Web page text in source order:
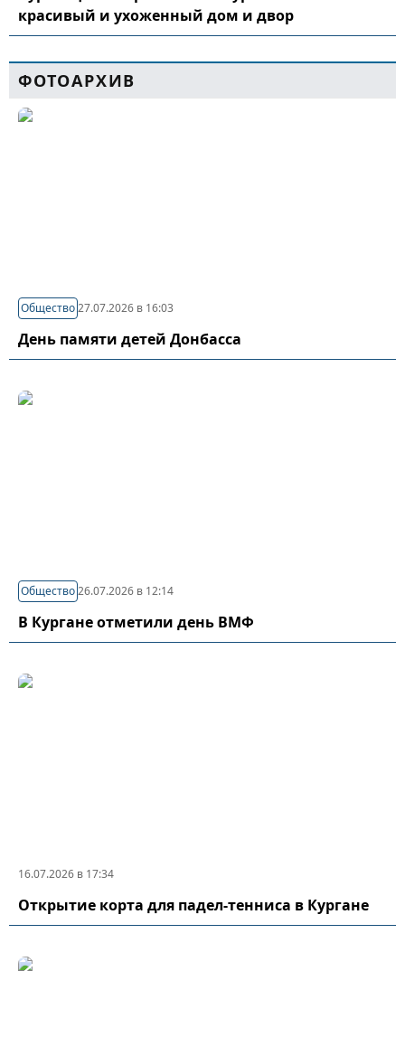
красивый и ухоженный дом и двор
ФОТОАРХИВ
Общество27.07.2026 в 16:03
День памяти детей Донбасса
Общество26.07.2026 в 12:14
В Кургане отметили день ВМФ
16.07.2026 в 17:34
Открытие корта для падел-тенниса в Кургане